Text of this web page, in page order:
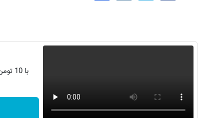
با 10 تومن، s25 اولترا بخر | اقساط 2 ساله